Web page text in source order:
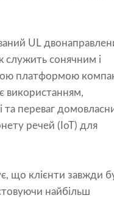
UL
служить сонячним і
платформою
використанням,
та переваг
речей (IoT) для
що клієнти завжди
найбільш